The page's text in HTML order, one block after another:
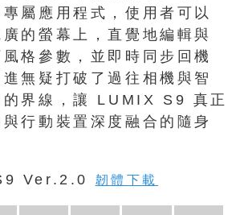
屬應用程式，使用者可以
的螢幕上，直覺地編輯與
格參數，並即時同步回機
無疑打破了過往相機與智
的界線，讓 LUMIX S9 真正
行動裝置深度融合的隨身
Ver.2.0 韌體下載